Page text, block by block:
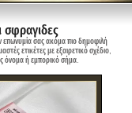
σφραγιδες
επωνυμία σας ακόμα πιο δημοφιλή
ετικέτες με εξαιρετικό σχέδιο,
όνομα ή εμπορικό σήμα.